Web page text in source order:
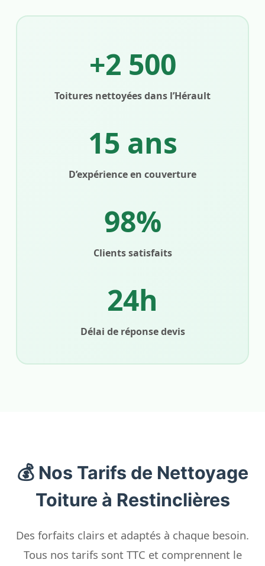
+2 500
Toitures nettoyées dans l’Hérault
15 ans
D’expérience en couverture
98%
Clients satisfaits
24h
Délai de réponse devis
💰 Nos Tarifs de Nettoyage
Toiture à Restinclières
Des forfaits clairs et adaptés à chaque besoin.
Tous nos tarifs sont TTC et comprennent le